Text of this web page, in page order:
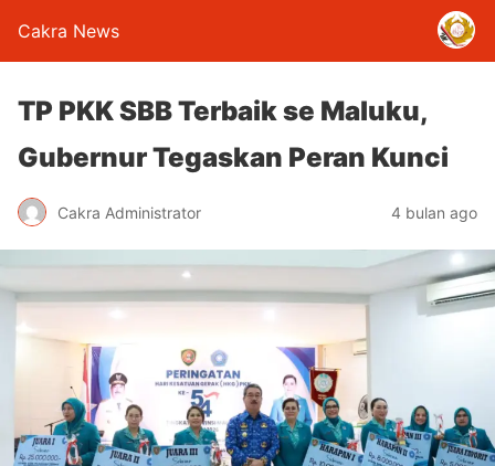
Cakra News
TP PKK SBB Terbaik se Maluku,
Gubernur Tegaskan Peran Kunci
Cakra Administrator 4 bulan ago